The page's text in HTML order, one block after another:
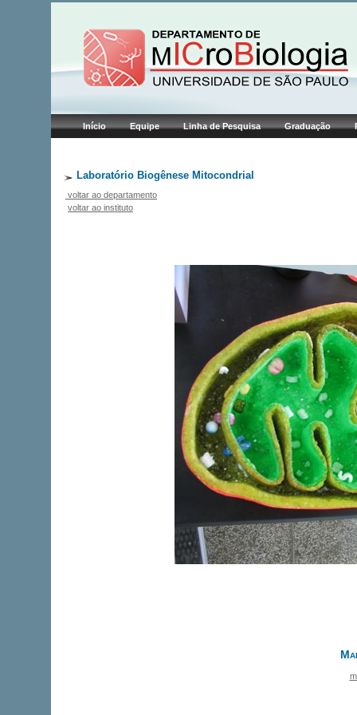
Início Equipe Linha de Pesquisa Graduação
Laboratório Biogênese Mitocondrial
voltar ao departamento
voltar ao instituto